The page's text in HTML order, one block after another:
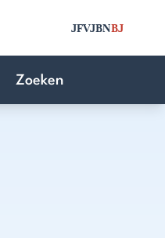
JFVJBNBJ
Zoeken